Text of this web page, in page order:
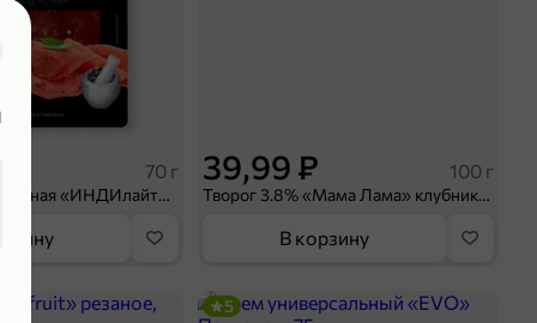
70 г
Колбаса сыровяленая «ИНДИлайт» Сабросо Монте, в нарезке, 70 г
39,99 ₽ 100 г
Творог 3.8% «Мама Лама» клубника-банан, 100 г
В корзину
5